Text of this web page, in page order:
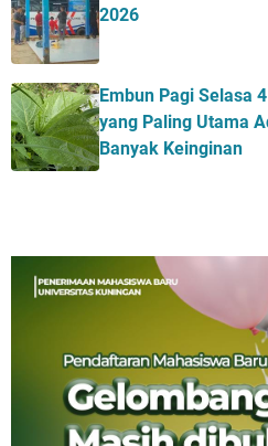
2026
Embun Pagi Selasa
yang Paling Utama
Banyak Keinginan